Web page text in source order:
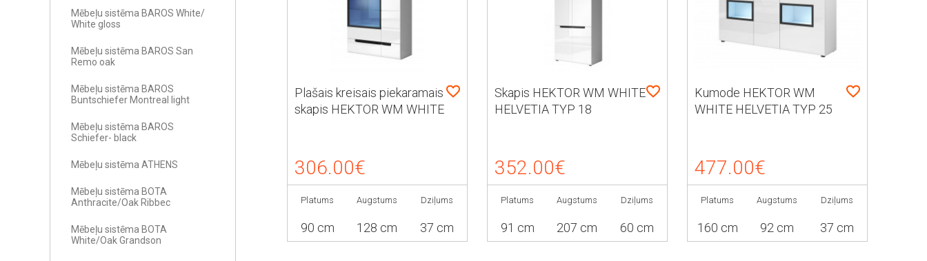
Mēbeļu sistēma BAROS White/
White gloss
Mēbeļu sistēma BAROS San
Remo oak
Mēbeļu sistēma BAROS
Buntschiefer Montreal light
Mēbeļu sistēma BAROS
Schiefer- black
Mēbeļu sistēma ATHENS
Mēbeļu sistēma BOTA
Anthracite/Oak Ribbec
Mēbeļu sistēma BOTA
White/Oak Grandson
Plašais kreisais piekaramais
skapis HEKTOR WM WHITE
306.00€
Platums
90 cm
Augstums
128 cm
Dziļums
37 cm
Skapis HEKTOR WM WHITE
HELVETIA TYP 18
352.00€
Platums
91 cm
Augstums
207 cm
Dziļums
60 cm
Kumode HEKTOR WM
WHITE HELVETIA TYP 25
477.00€
Platums
160 cm
Augstums
92 cm
Dziļums
37 cm